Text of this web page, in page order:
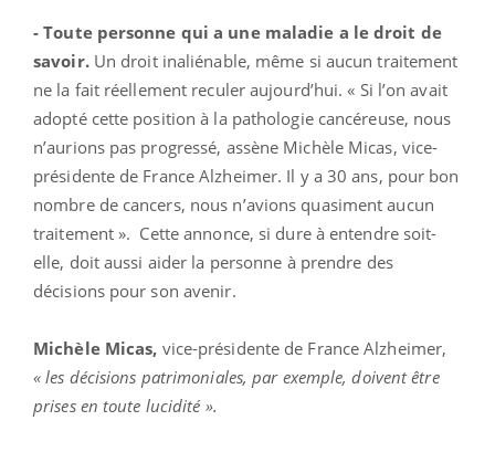
- Toute personne qui a une maladie a le droit de
savoir.Un droit inaliénable, même si aucun traitement
ne la fait réellement reculer aujourd’hui. « Si l’on avait
adopté cette position à la pathologie cancéreuse, nous
n’aurions pas progressé, assène Michèle Micas, vice-
présidente de France Alzheimer. Il y a 30 ans, pour bon
nombre de cancers, nous n’avions quasiment aucun
traitement ». Cette annonce, si dure à entendre soit-
elle, doit aussi aider la personne à prendre des
décisions pour son avenir.
Michèle Micas, vice-présidente de France Alzheimer,
« les décisions patrimoniales, par exemple, doivent être
prises en toute lucidité ».